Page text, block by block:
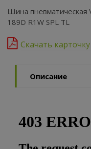
Шина пневматическая
189D R1W SPL TL
Скачать
Описание